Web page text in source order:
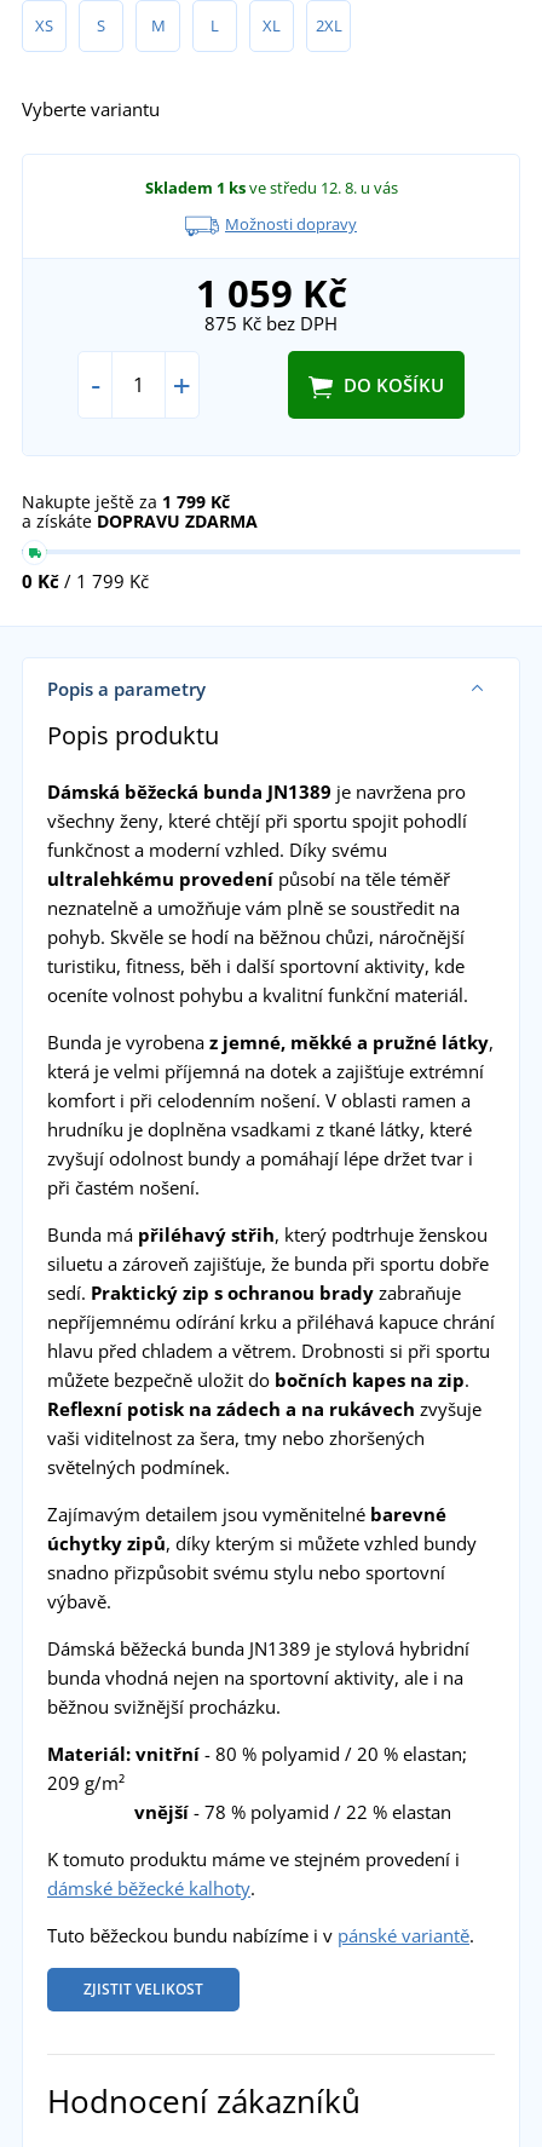
XS S M L XL 2XL
Vyberte variantu
Skladem 1 ksve středu 12. 8. u vás
Možnosti dopravy
1 059 Kč
875 Kč bez DPH
- + DO KOŠÍKU
Nakupte ještě za 1 799 Kč
a získáte DOPRAVU ZDARMA
0 Kč / 1 799 Kč
Popis a parametry
Popis produktu
Dámská běžecká bunda JN1389 je navržena pro
všechny ženy, které chtějí při sportu spojit pohodlí
funkčnost a moderní vzhled. Díky svému
ultralehkému provedení působí na těle téměř
neznatelně a umožňuje vám plně se soustředit na
pohyb. Skvěle se hodí na běžnou chůzi, náročnější
turistiku, fitness, běh i další sportovní aktivity, kde
oceníte volnost pohybu a kvalitní funkční materiál.
Bunda je vyrobena z jemné, měkké a pružné látky,
která je velmi příjemná na dotek a zajišťuje extrémní
komfort i při celodenním nošení. V oblasti ramen a
hrudníku je doplněna vsadkami z tkané látky, které
zvyšují odolnost bundy a pomáhají lépe držet tvar i
při častém nošení.
Bunda má přiléhavý střih, který podtrhuje ženskou
siluetu a zároveň zajišťuje, že bunda při sportu dobře
sedí. Praktický zip s ochranou bradyzabraňuje
nepříjemnému odírání krku a přiléhavá kapuce chrání
hlavu před chladem a větrem. Drobnosti si při sportu
můžete bezpečně uložit do bočních kapes na zip.
Reflexní potisk na zádech a na rukávech zvyšuje
vaši viditelnost za šera, tmy nebo zhoršených
světelných podmínek.
Zajímavým detailem jsou vyměnitelné barevné
úchytky zipů, díky kterým si můžete vzhled bundy
snadno přizpůsobit svému stylu nebo sportovní
výbavě.
Dámská běžecká bunda JN1389 je stylová hybridní
bunda vhodná nejen na sportovní aktivity, ale i na
běžnou svižnější procházku.
Materiál: vnitřní- 80 % polyamid / 20 % elastan;
209 g/m²
vnější- 78 % polyamid / 22 % elastan
K tomuto produktu máme ve stejném provedení i
dámské běžecké kalhoty.
Tuto běžeckou bundu nabízíme i v pánské variantě.
ZJISTIT VELIKOST
Hodnocení zákazníků